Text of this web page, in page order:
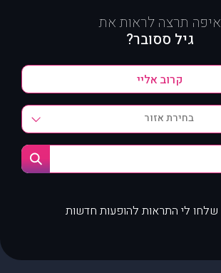
איפה תרצה לראות את
גיל ססובר?
בחירת אזור
שלחו לי התראות להופעות חדשות